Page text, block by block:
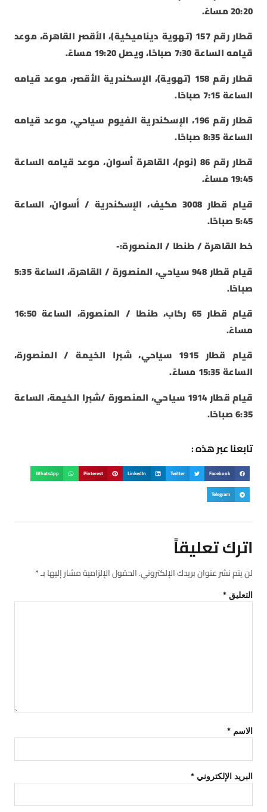
20:20 مساءً.
قطار رقم 157 (تهوية ديناميكية)، الأقصر القاهرة، موعد
قيامه الساعة 7:30 صباحًا، ويصل 19:20 مساءً.
قطار رقم 158 (تهوية)، الإسكندرية الأقصر، موعد قيامه
الساعة 7:15 صباحًا.
قطار رقم 196، الإسكندرية الفيوم سياحي، موعد قيامه
الساعة 8:35 صباحًا.
قطار رقم 86 (نوم)، القاهرة أسوان، موعد قيامه الساعة
19:45 مساءً.
قيام قطار 3008 مكيف، الإسكندرية / أسوان، الساعة
5:45 صباحًا.
خط القاهرة / طنطا / المنصورة:-
قيام قطار 948 سياحي، المنصورة / القاهرة، الساعة 5:35
صباحًا.
قيام قطار 65 ركاب، طنطا / المنصورة، الساعة 16:50
مساءً.
قيام قطار 1915 سياحي، شبرا الخيمة / المنصورة،
الساعة 15:35 مساءً.
قيام قطار 1914 سياحي، المنصورة /شبرا الخيمة، الساعة
6:35 صباحًا.
تابعنا عبر هذه :
Facebook
Twitter
LinkedIn
Pinterest
WhatsApp
Telegram
اترك تعليقاً
لن يتم نشر عنوان بريدك الإلكتروني.الحقول الإلزامية مشار إليها بـ*
التعليق *
الاسم *
البريد الإلكتروني *